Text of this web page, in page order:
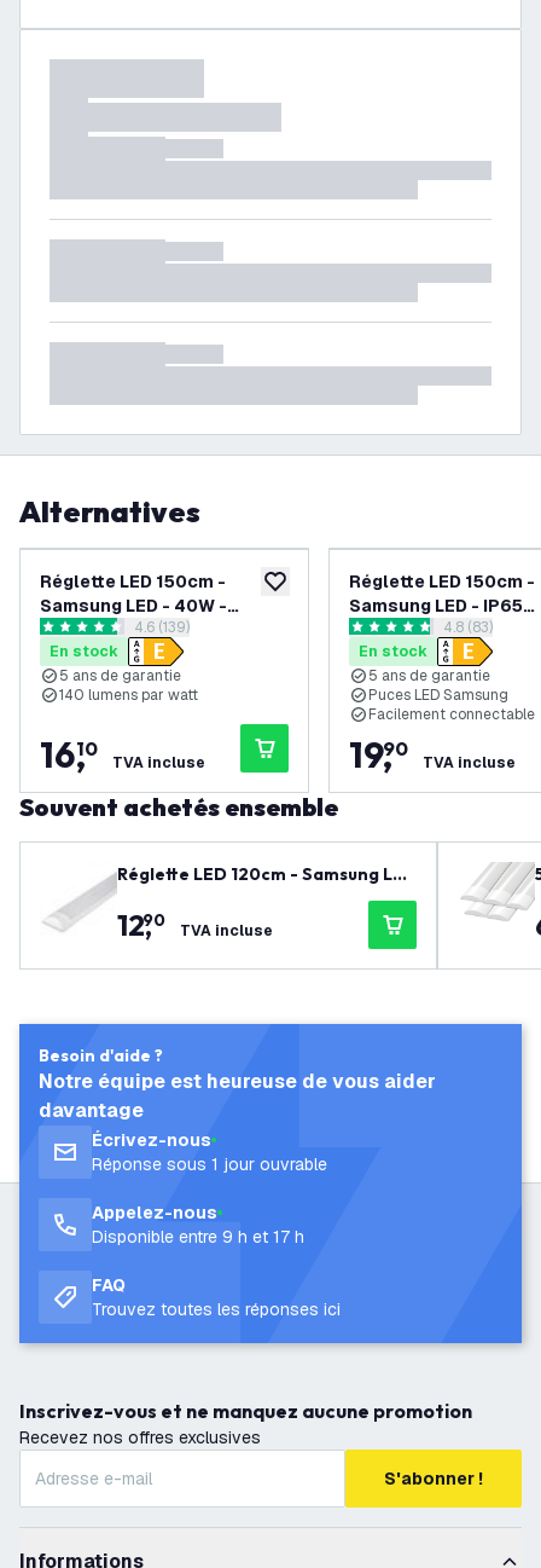
Alternatives
ajouter à la liste de souhaits
Réglette LED 150cm -
Samsung LED - 40W -
4000K - 5 ans de garantie
ouvrir le tiroir des avis
4.6 étoiles de notation
4.6 (139)
En stock
5 ans de garantie
140 lumens par watt
16,
10
TVA incluse
Réglette LED 150cm -
Samsung LED - IP65
Étanche - 48W -
130 lm/W -
ans de garantie
ouvrir le
4.8 étoiles de notation
4.8 (83)
En stock
5 ans de garantie
Puces LED Samsung
Facilement connectable
19,
90
TVA incluse
Souvent achetés ensemble
Réglette LED 120cm - Samsung LE
D - 30W - 6500K - 5 ans de garanti
e
12,
90 TVA incluse
Besoin d'aide ?
Notre équipe est heureuse de vous aider
davantage
Écrivez-nous
Réponse sous 1 jour ouvrable
Appelez-nous
Disponible entre 9 h et 17 h
FAQ
Trouvez toutes les réponses ici
Inscrivez-vous et ne manquez aucune promotion
Recevez nos offres exclusives
S'abonner !
Informations